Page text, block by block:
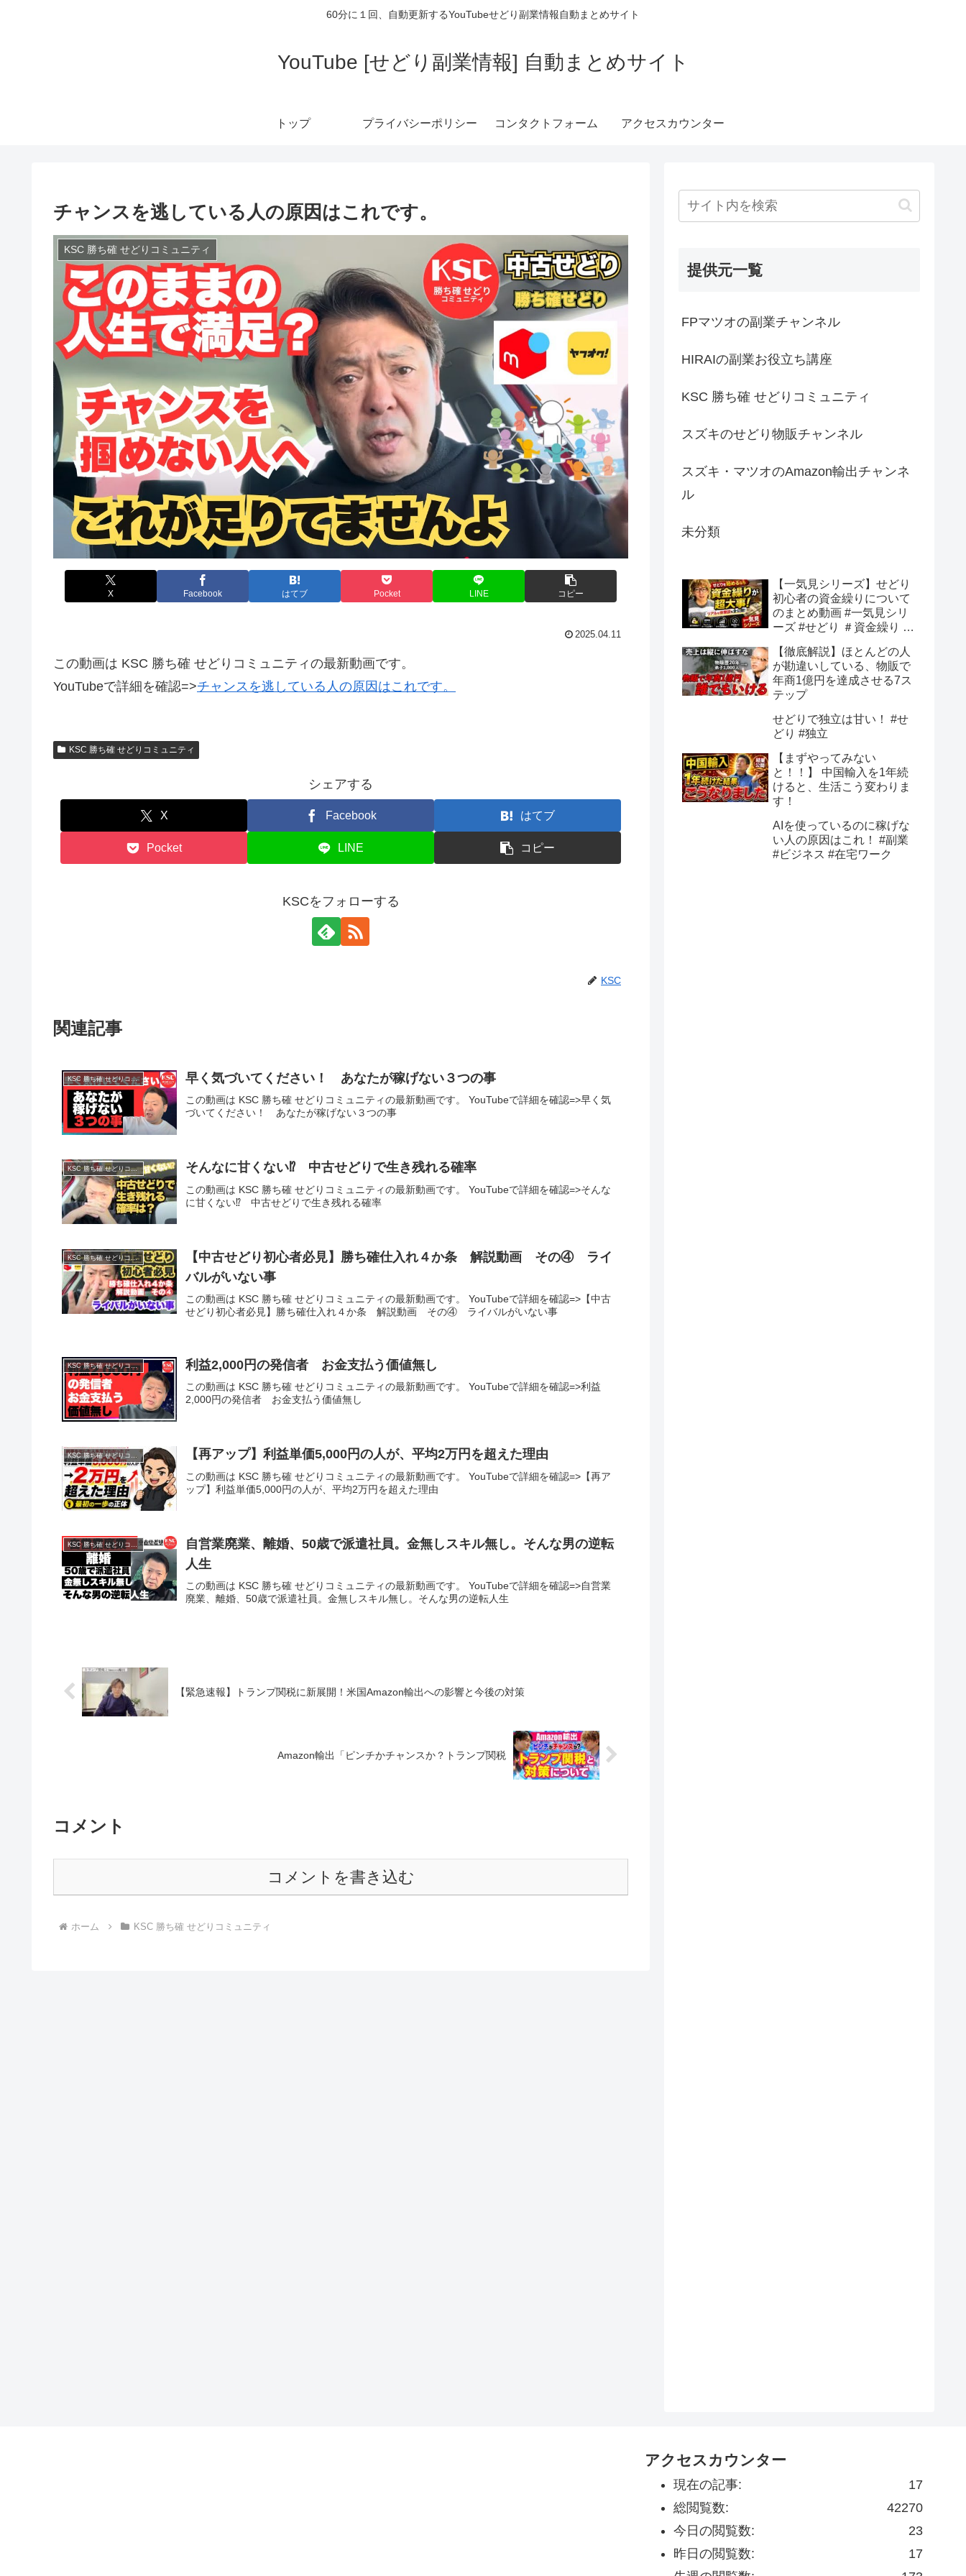
60分に１回、自動更新するYouTubeせどり副業情報自動まとめサイト
YouTube [せどり副業情報] 自動まとめサイト
トップ プライバシーポリシー コンタクトフォーム アクセスカウンター
チャンスを逃している人の原因はこれです。
KSC 勝ち確 せどりコミュニティ
X Facebook はてブ Pocket LINE コピー
2025.04.11
この動画は KSC 勝ち確 せどりコミュニティの最新動画です。
YouTubeで詳細を確認=>チャンスを逃している人の原因はこれです。
KSC 勝ち確 せどりコミュニティ
シェアする
X Facebook はてブ
Pocket LINE コピー
KSCをフォローする
KSC
関連記事
KSC 勝ち確 せどりコミュニティ 早く気づいてください！ あなたが稼げない３つの事
この動画は KSC 勝ち確 せどりコミュニティの最新動画です。 YouTubeで詳細を確認=>早く気
づいてください！ あなたが稼げない３つの事
KSC 勝ち確 せどりコミュニティ そんなに甘くない⁉ 中古せどりで生き残れる確率
この動画は KSC 勝ち確 せどりコミュニティの最新動画です。 YouTubeで詳細を確認=>そんな
に甘くない⁉ 中古せどりで生き残れる確率
KSC 勝ち確 せどりコミュニティ
【中古せどり初心者必見】勝ち確仕入れ４か条 解説動画 その④ ライ
バルがいない事
この動画は KSC 勝ち確 せどりコミュニティの最新動画です。 YouTubeで詳細を確認=>【中古
せどり初心者必見】勝ち確仕入れ４か条 解説動画 その④ ライバルがいない事
KSC 勝ち確 せどりコミュニティ 利益2,000円の発信者 お金支払う価値無し
この動画は KSC 勝ち確 せどりコミュニティの最新動画です。 YouTubeで詳細を確認=>利益
2,000円の発信者 お金支払う価値無し
KSC 勝ち確 せどりコミュニティ 【再アップ】利益単価5,000円の人が、平均2万円を超えた理由
この動画は KSC 勝ち確 せどりコミュニティの最新動画です。 YouTubeで詳細を確認=>【再ア
ップ】利益単価5,000円の人が、平均2万円を超えた理由
自営業廃業、離婚、50歳で派遣社員。金無しスキル無し。そんな男の逆転
人生
この動画は KSC 勝ち確 せどりコミュニティの最新動画です。 YouTubeで詳細を確認=>自営業
廃業、離婚、50歳で派遣社員。金無しスキル無し。そんな男の逆転人生
【緊急速報】トランプ関税に新展開！米国Amazon輸出への影響と今後の対策
Amazon輸出「ピンチかチャンスか？トランプ関税
コメント
コメントを書き込む
ホーム KSC 勝ち確 せどりコミュニティ
提供元一覧
FPマツオの副業チャンネル
HIRAIの副業お役立ち講座
KSC 勝ち確 せどりコミュニティ
スズキのせどり物販チャンネル
スズキ・マツオのAmazon輸出チャンネ
ル
未分類
【一気見シリーズ】せどり
初心者の資金繰りについて
のまとめ動画 #一気見シリ
ーズ #せどり ＃資金繰り #
【徹底解説】ほとんどの人
が勘違いしている、物販で
年商1億円を達成させる7ス
テップ
せどりで独立は甘い！ #せ
どり #独立
【まずやってみない
と！！】 中国輸入を1年続
けると、生活こう変わりま
す！
AIを使っているのに稼げな
い人の原因はこれ！ #副業
#ビジネス #在宅ワーク
アクセスカウンター
17
現在の記事:
42270
総閲覧数:
23
今日の閲覧数:
17
昨日の閲覧数: